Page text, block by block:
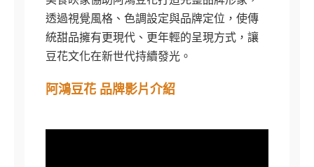
透過視覺風格、色調設定與品牌定位，使傳
統甜品擁有更現代、更年輕的呈現方式，讓
豆花文化在新世代持續發光。
阿鴻豆花 品牌影片介紹